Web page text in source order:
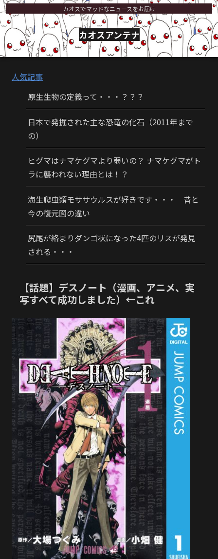
カオスでマッドなニュースをお届け
カオスアンテナ
人気記事
原生生物の定義って・・・？？？
日本で発掘された主な恐竜の化石（2011年まで
の）
ヒグマはナマケグマより弱いの？ ナマケグマがト
ラに襲われない理由とは！？
海生爬虫類モササウルスが好きです・・・ 昔と
今の復元図の違い
尻尾が絡まりダンゴ状になった4匹のリスが発見
される・・・
【話題】デスノート（漫画、アニメ、実
写すべて成功しました）←これ